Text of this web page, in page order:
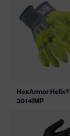
HexArmor Helix®
3014IMP